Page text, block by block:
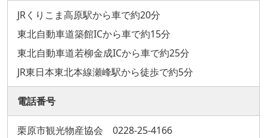
JRくりこま高原駅から車で約20分
東北自動車道築館ICから車で約15分
東北自動車道若柳金成ICから車で約25分
JR東日本東北本線瀬峰駅から徒歩で約5分
電話番号
栗原市観光物産協会 0228-25-4166